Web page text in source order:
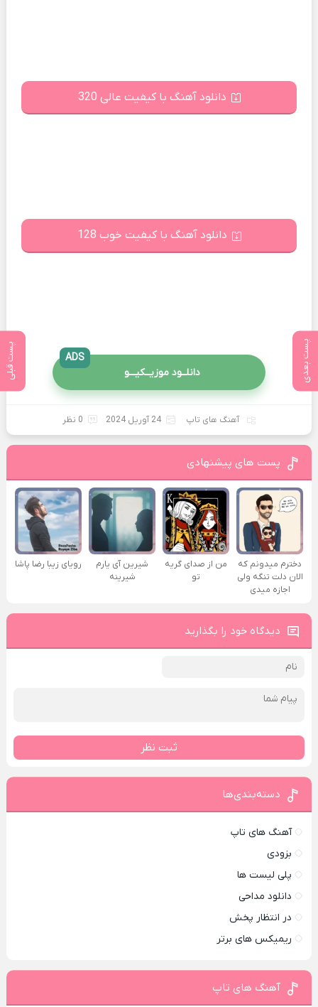
پست بعدی پست قبلی
دانلود آهنگ با کیفیت عالی 320
دانلود آهنگ با کیفیت خوب 128
دانلــود موزیــکیـــو
ADS
آهنگ های تاپ 24 آوریل 2024 0 نظر
پست های پیشنهادی
دخترم میدونم که
الان دلت تنگه ولی
اجازه میدی
من از صدای گريه
تو
شیرین آی یارم
شیرینه
رویای زیبا رضا پاشا
دیدگاه خود را بگذارید
ثبت نظر
دسته‌بندی‌ها
آهنگ های تاپ
بزودی
پلی لیست ها
دانلود مداحی
در انتظار پخش
ریمیکس های برتر
آهنگ های تاپ